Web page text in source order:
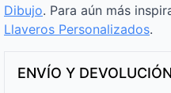
Dibujo. Para aún más
Llaveros Personalizados.
ENVÍO Y DEVOLUCIÓN